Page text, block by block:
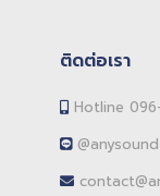
ติดต่อเรา
Hotline
@anysound